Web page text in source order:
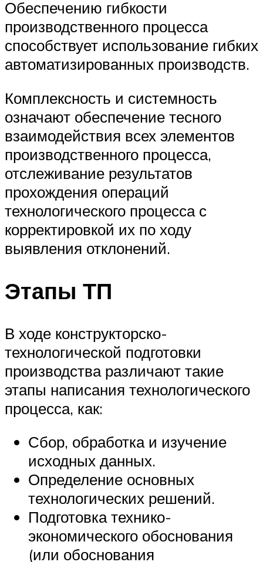
Обеспечению гибкости
производственного процесса
способствует использование гибких
автоматизированных производств.
Комплексность и системность
означают обеспечение тесного
взаимодействия всех элементов
производственного процесса,
отслеживание результатов
прохождения операций
технологического процесса с
корректировкой их по ходу
выявления отклонений.
Этапы ТП
В ходе конструкторско-
технологической подготовки
производства различают такие
этапы написания технологического
процесса, как:
Сбор, обработка и изучение
исходных данных.
Определение основных
технологических решений.
Подготовка технико-
экономического обоснования
(или обоснования